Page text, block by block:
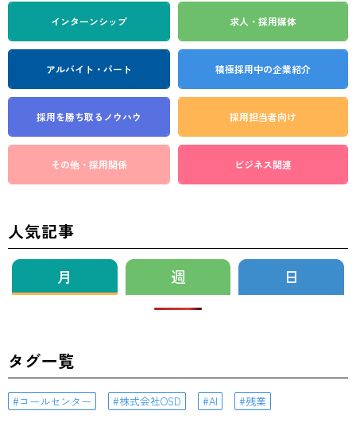
インターンシップ 求人・採用媒体
アルバイト・パート 積極採用中の企業紹介
採用を勝ち取る ノウハウ 採用担当者向け
その他・採用関係 ビジネス関連
人気記事
月 週 日
タグ一覧
コールセンター 株式会社OSD AI 残業